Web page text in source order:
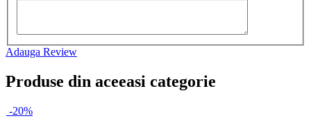
Adauga Review
Produse din aceeasi categorie
-20%